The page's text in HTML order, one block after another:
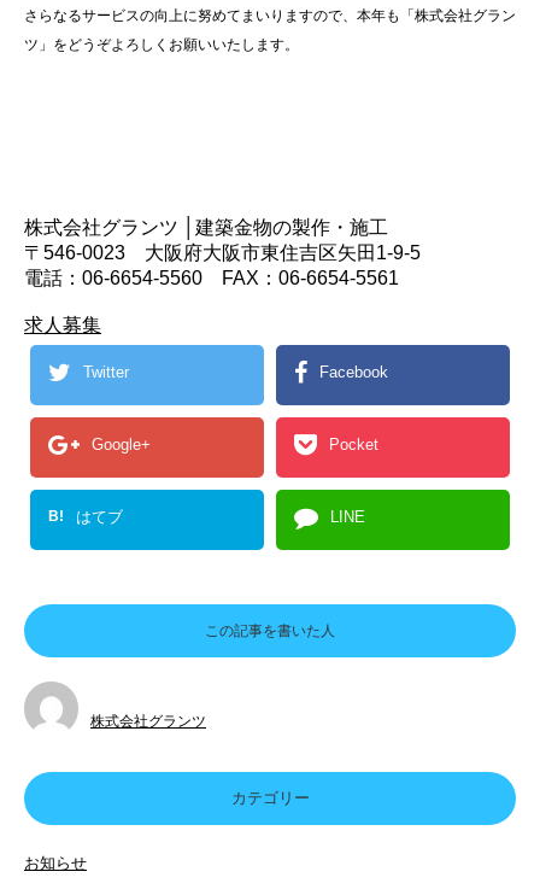
さらなるサービスの向上に努めてまいりますので、本年も「株式会社グラン
ツ」をどうぞよろしくお願いいたします。
株式会社グランツ │建築金物の製作・施工
〒546-0023 大阪府大阪市東住吉区矢田1-9-5
電話：06-6654-5560 FAX：06-6654-5561
求人募集
Twitter Facebook
Google+ Pocket
B! はてブ LINE
この記事を書いた人
株式会社グランツ
カテゴリー
お知らせ